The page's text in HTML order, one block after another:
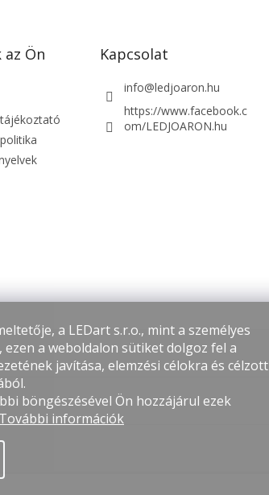
a LEDart s.r.o., mint a személyes
ezen a weboldalon sütiket dolgoz fel a
javítása, elemzési célokra és célzott
böngészésével Ön hozzájárul ezek
További információk
Ön Kapcsolat
info@ledjoaron.hu
https://www.facebook.c
om/LEDJOARON.hu